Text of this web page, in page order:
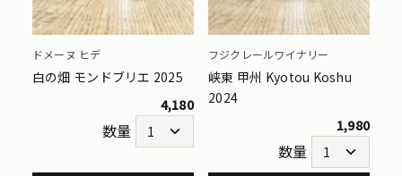
ドメーヌ ヒデ
白の畑 モンドブリエ 2025
4,180
数量
フジクレールワイナリー
峡東 甲州 Kyotou Koshu
2024
1,980
数量